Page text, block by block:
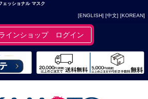
ェッショナル マスク
[ENGLISH] [中文] [KOREAN]
インショップ ログイン